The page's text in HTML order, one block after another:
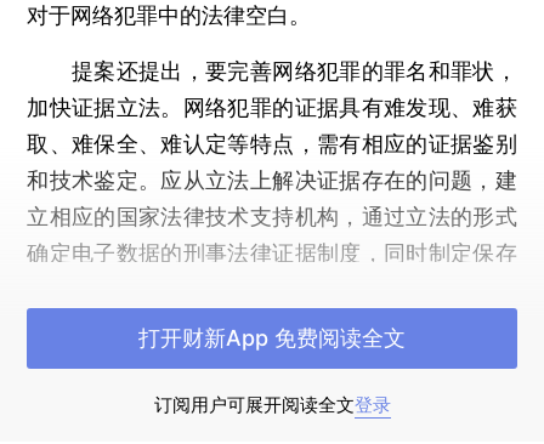
对于网络犯罪中的法律空白。
提案还提出，要完善网络犯罪的罪名和罪状，
加快证据立法。网络犯罪的证据具有难发现、难获
取、难保全、难认定等特点，需有相应的证据鉴别
和技术鉴定。应从立法上解决证据存在的问题，建
立相应的国家法律技术支持机构，通过立法的形式
确定电子数据的刑事法律证据制度，同时制定保存
犯罪奠定基础。（来源：中国新闻网）
订阅用户可展开阅读全文登录
打开财新App 免费阅读全文